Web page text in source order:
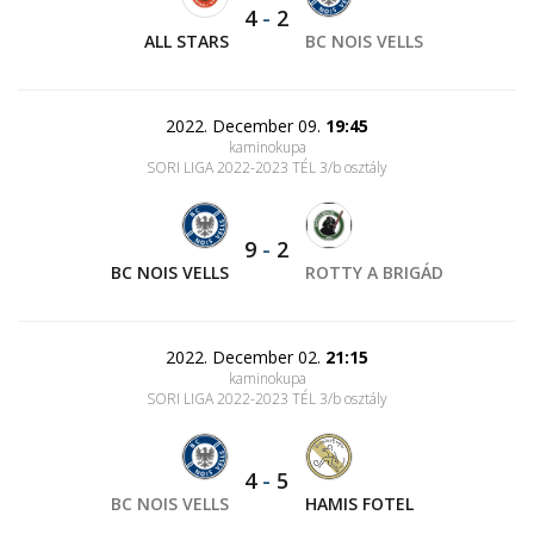
ALL STARS
4- 2
BC NOIS VELLS
2022. December 09. 19:45
kaminokupa
SORI LIGA 2022-2023 TÉL 3/b osztály
BC NOIS VELLS
9 - 2
ROTTY A BRIGÁD
2022. December 02. 21:15
kaminokupa
SORI LIGA 2022-2023 TÉL 3/b osztály
BC NOIS VELLS
4- 5
HAMIS FOTEL